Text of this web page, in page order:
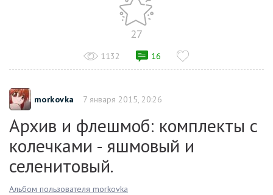
27
1132 16
morkovka 7 января 2015, 20:26
Архив и флешмоб: комплекты с
колечками - яшмовый и
селенитовый.
Альбом пользователя morkovka